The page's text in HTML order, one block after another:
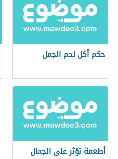
حكم أكل لحم الجمل
أطعمة تؤثر على الجمال